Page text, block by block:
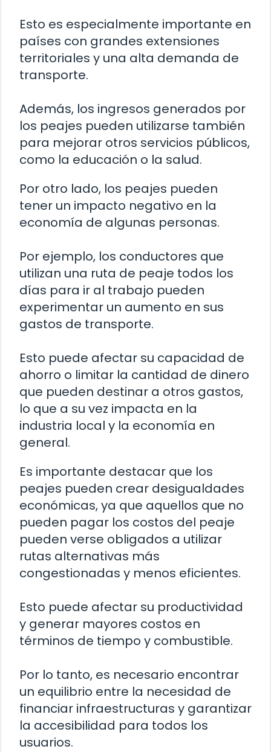
Esto es especialmente importante en
países con grandes extensiones
territoriales y una alta demanda de
transporte.
Además, los ingresos generados por
los peajes pueden utilizarse también
para mejorar otros servicios públicos,
como la educación o la salud.
Por otro lado, los peajes pueden
tener un impacto negativo en la
economía de algunas personas.
Por ejemplo, los conductores que
utilizan una ruta de peaje todos los
días para ir al trabajo pueden
experimentar un aumento en sus
gastos de transporte.
Esto puede afectar su capacidad de
ahorro o limitar la cantidad de dinero
que pueden destinar a otros gastos,
lo que a su vez impacta en la
industria local y la economía en
general.
Es importante destacar que los
peajes pueden crear desigualdades
económicas, ya que aquellos que no
pueden pagar los costos del peaje
pueden verse obligados a utilizar
rutas alternativas más
congestionadas y menos eficientes.
Esto puede afectar su productividad
y generar mayores costos en
términos de tiempo y combustible.
Por lo tanto, es necesario encontrar
un equilibrio entre la necesidad de
financiar infraestructuras y garantizar
la accesibilidad para todos los
usuarios.